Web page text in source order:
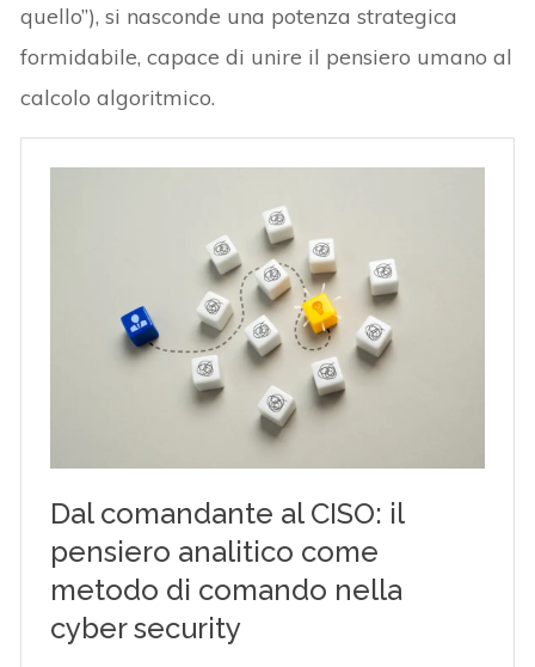
quello”), si nasconde una potenza strategica
formidabile, capace di unire il pensiero umano al
calcolo algoritmico.